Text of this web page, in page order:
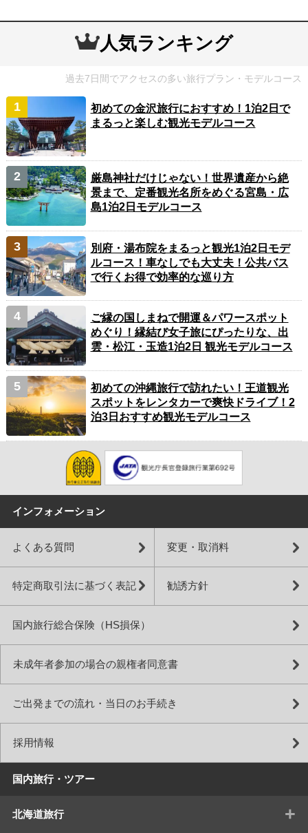
人気ランキング
過去7日間でアクセスの多い旅行プラン・モデルコース
初めての金沢旅行におすすめ！1泊2日で
まるっと楽しむ観光モデルコース
厳島神社だけじゃない！世界遺産から絶
景まで、定番観光名所をめぐる宮島・広
島1泊2日モデルコース
別府・湯布院をまるっと観光1泊2日モデ
ルコース！車なしでも大丈夫！公共バス
で行くお得で効率的な巡り方
ご縁の国しまねで開運＆パワースポット
めぐり！縁結び女子旅にぴったりな、出
雲・松江・玉造1泊2日 観光モデルコース
初めての沖縄旅行で訪れたい！王道観光
スポットをレンタカーで爽快ドライブ！2
泊3日おすすめ観光モデルコース
インフォメーション
よくある質問 変更・取消料
特定商取引法に基づく表記 勧誘方針
国内旅行総合保険（HS損保）
未成年者参加の場合の親権者同意書
ご出発までの流れ・当日のお手続き
採用情報
国内旅行・ツアー
北海道旅行 +